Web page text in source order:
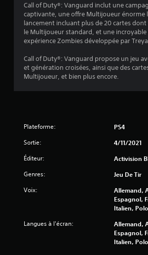
Call of Duty®: Vanguard inclut une
captivante, une offre Multijoueur énorme
lancement incluant plus de 20 cartes dont
le Multijoueur standard, et une
expérience Zombies développée par
Call of Duty®: Vanguard propose un jeu
et génération croisées, ainsi que des
Multijoueur, et bien plus encore.
Plateforme: PS4
Sortie: 4/11/2021
Éditeur: Activision
Genres: Jeu De Tir
Voix:
Allemand,
Espagnol,
Italien,
Langues à l'écran:
Allemand,
Espagnol,
Italien,